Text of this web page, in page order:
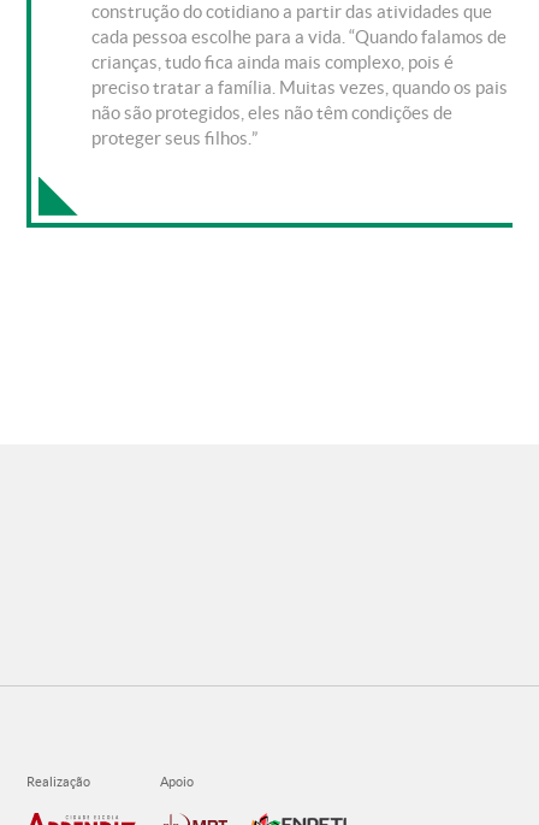
construção do cotidiano a partir das atividades que
cada pessoa escolhe para a vida. “Quando falamos de
crianças, tudo fica ainda mais complexo, pois é
preciso tratar a família. Muitas vezes, quando os pais
não são protegidos, eles não têm condições de
proteger seus filhos.”